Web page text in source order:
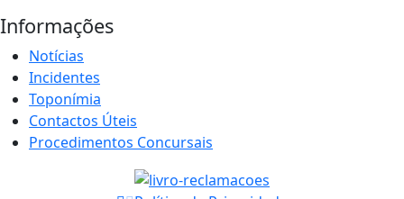
Informações
Notícias
Incidentes
Toponímia
Contactos Úteis
Procedimentos Concursais